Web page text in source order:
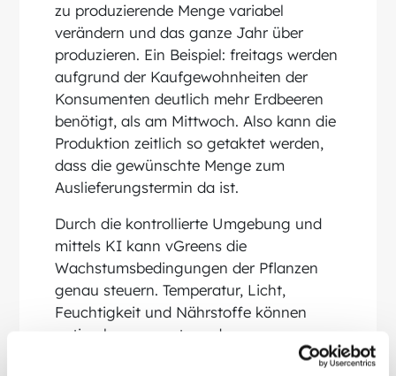
zu produzierende Menge variabel
verändern und das ganze Jahr über
produzieren. Ein Beispiel: freitags werden
aufgrund der Kaufgewohnheiten der
Konsumenten deutlich mehr Erdbeeren
benötigt, als am Mittwoch. Also kann die
Produktion zeitlich so getaktet werden,
dass die gewünschte Menge zum
Auslieferungstermin da ist.
Durch die kontrollierte Umgebung und
mittels KI kann vGreens die
Wachstumsbedingungen der Pflanzen
genau steuern. Temperatur, Licht,
Feuchtigkeit und Nährstoffe können
optimal angepasst werden, was zu
schnelleren Wachstumszyklen und somit